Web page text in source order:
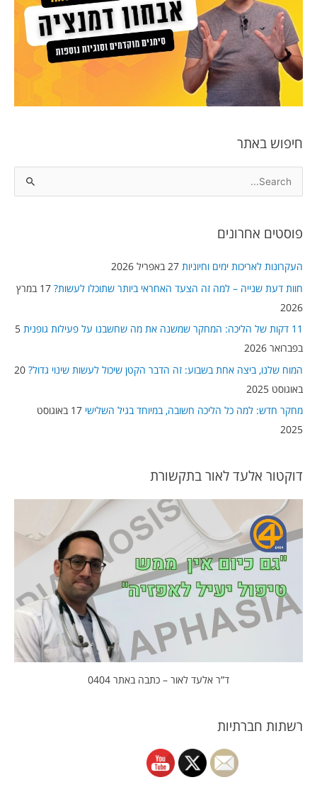
חיפוש באתר
r
r
:
פוסטים אחרונים
העקרונות לאריכות ימים וחיוניות 27 באפריל 2026
חוות דעת שנייה – למה זה הצעד האחראי ביותר שתוכלו לעשות?
17 במרץ
2026
11 דקות של הליכה: המחקר שמשנה את מה שחשבנו על פעילות גופנית
5
בפברואר 2026
המוח שלנו, ביצה אחת בשבוע: זה הדבר הקטן שיכול לעשות שינוי גדול? 20
באוגוסט 2025
מחקר חדש: למה כל הליכה חשובה, במיוחד בגיל השלישי
17 באוגוסט
2025
דוקטור אלעד לאור בתקשורת
ד”ר אלעד לאור – כתבה באתר 0404
רשתות חברתיות